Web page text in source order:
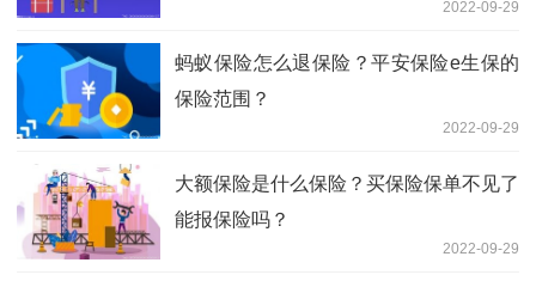
2022-09-29
蚂蚁保险怎么退保险？平安保险e生保的
保险范围？
2022-09-29
大额保险是什么保险？买保险保单不见了
能报保险吗？
2022-09-29